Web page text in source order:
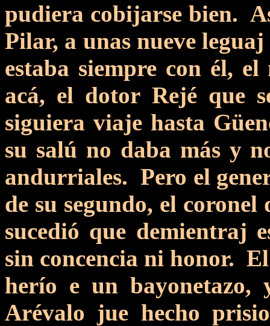
pudiera cobijarse bien.
Pilar, a unas nueve
estaba siempre con él,
acá, el dotor Rejé que
siguiera viaje hasta
su salú no daba más y
andurriales. Pero el
de su segundo, el
sucedió que demientraj
sin concencia ni honor.
herío e un bayonetazo,
Arévalo jue hecho